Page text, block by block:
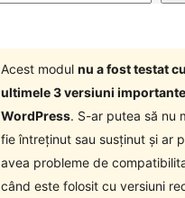
Acest modul nu a fost testat cu
ultimele 3 versiuni
WordPress. S-ar putea să nu
fie întreținut sau susținut și ar
avea probleme de
când este folosit cu versiuni